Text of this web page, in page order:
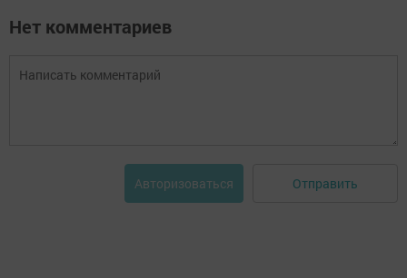
Нет комментариев
Авторизоваться Отправить